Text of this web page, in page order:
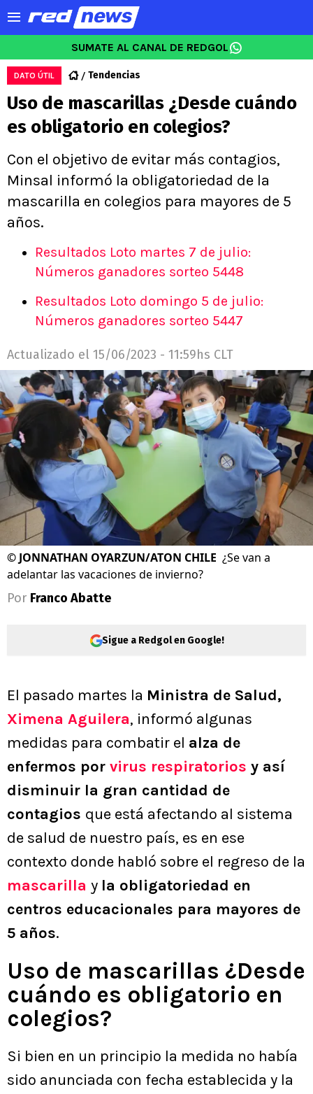
SUMATE AL CANAL DE REDGOL
DATO ÚTIL Tendencias
Uso de mascarillas ¿Desde cuándo
es obligatorio en colegios?
Con el objetivo de evitar más contagios,
Minsal informó la obligatoriedad de la
mascarilla en colegios para mayores de 5
años.
Resultados Loto martes 7 de julio:
Números ganadores sorteo 5448
Resultados Loto domingo 5 de julio:
Números ganadores sorteo 5447
Actualizado el 15/06/2023 - 11:59hs CLT
©JONNATHAN OYARZUN/ATON CHILE ¿Se van a
adelantar las vacaciones de invierno?
Por Franco Abatte
Sigue a Redgol en Google!
El pasado martes la Ministra de Salud,
Ximena Aguilera, informó algunas
medidas para combatir el alza de
enfermos por virus respiratorios y así
disminuir la gran cantidad de
contagios que está afectando al sistema
de salud de nuestro país, es en ese
contexto donde habló sobre el regreso de la
mascarilla y la obligatoriedad en
centros educacionales para mayores de
5 años.
Uso de mascarillas ¿Desde
cuándo es obligatorio en
colegios?
Si bien en un principio la medida no había
sido anunciada con fecha establecida y la